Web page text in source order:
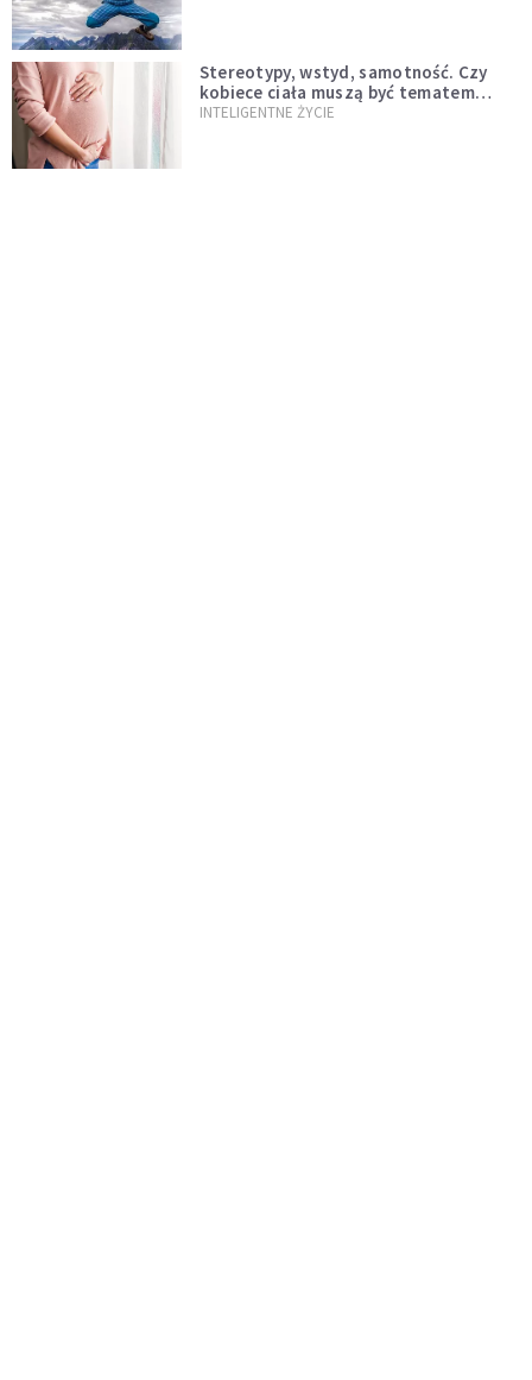
Stereotypy, wstyd, samotność. Czy
kobiece ciała muszą być tematem
tabu?
INTELIGENTNE ŻYCIE